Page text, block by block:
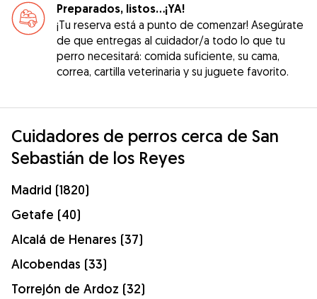
Preparados, listos...¡YA!
¡Tu reserva está a punto de comenzar! Asegúrate
de que entregas al cuidador/a todo lo que tu
perro necesitará: comida suficiente, su cama,
correa, cartilla veterinaria y su juguete favorito.
Cuidadores de perros cerca de San
Sebastián de los Reyes
Madrid (1820)
Getafe (40)
Alcalá de Henares (37)
Alcobendas (33)
Torrejón de Ardoz (32)